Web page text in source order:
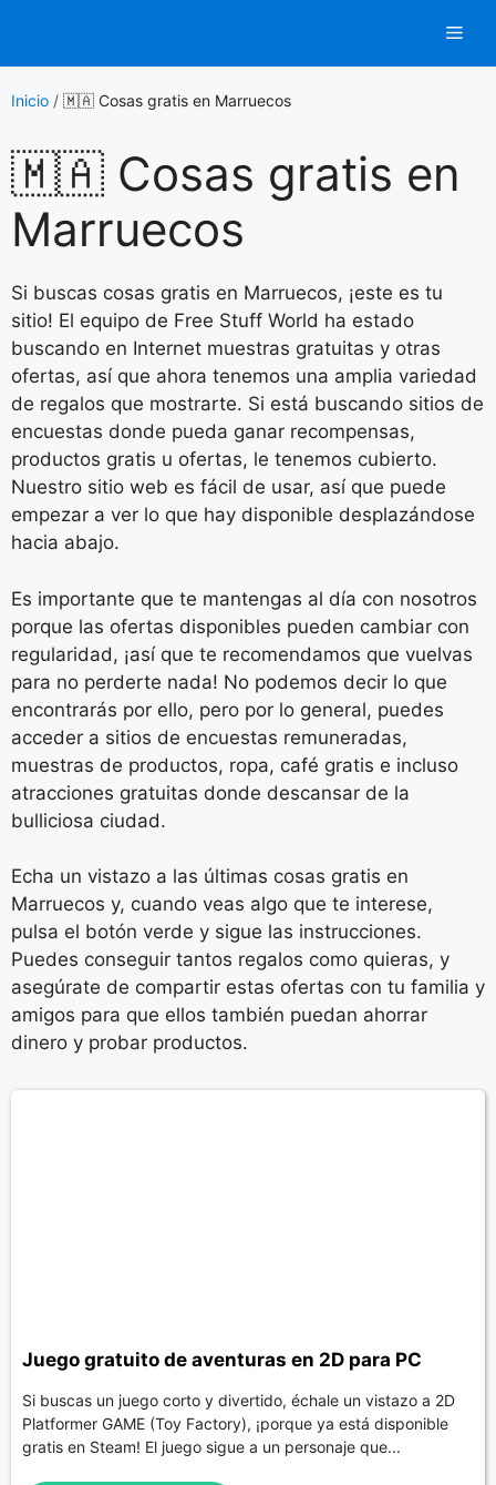
contenido
Inicio / 🇲🇦 Cosas gratis en Marruecos
🇲🇦 Cosas gratis en
Marruecos
Si buscas cosas gratis en Marruecos, ¡este es tu
sitio! El equipo de Free Stuff World ha estado
buscando en Internet muestras gratuitas y otras
ofertas, así que ahora tenemos una amplia variedad
de regalos que mostrarte. Si está buscando sitios de
encuestas donde pueda ganar recompensas,
productos gratis u ofertas, le tenemos cubierto.
Nuestro sitio web es fácil de usar, así que puede
empezar a ver lo que hay disponible desplazándose
hacia abajo.
Es importante que te mantengas al día con nosotros
porque las ofertas disponibles pueden cambiar con
regularidad, ¡así que te recomendamos que vuelvas
para no perderte nada! No podemos decir lo que
encontrarás por ello, pero por lo general, puedes
acceder a sitios de encuestas remuneradas,
muestras de productos, ropa, café gratis e incluso
atracciones gratuitas donde descansar de la
bulliciosa ciudad.
Echa un vistazo a las últimas cosas gratis en
Marruecos y, cuando veas algo que te interese,
pulsa el botón verde y sigue las instrucciones.
Puedes conseguir tantos regalos como quieras, y
asegúrate de compartir estas ofertas con tu familia y
amigos para que ellos también puedan ahorrar
dinero y probar productos.
Juego gratuito de aventuras en 2D para PC
Si buscas un juego corto y divertido, échale un vistazo a 2D
Platformer GAME (Toy Factory), ¡porque ya está disponible
gratis en Steam! El juego sigue a un personaje que...